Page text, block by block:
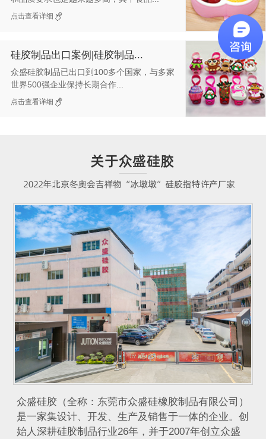
点击查看详细
硅胶制品出口案例|硅胶制品...
众盛硅胶制品已出口到100多个国家，与多家
世界500强企业保持长期合作...
点击查看详细
众盛硅胶（全称：东莞市众盛硅橡胶制品有限公司）
是一家集设计、开发、生产及销售于一体的企业。创
始人深耕硅胶制品行业26年，并于2007年创立众盛